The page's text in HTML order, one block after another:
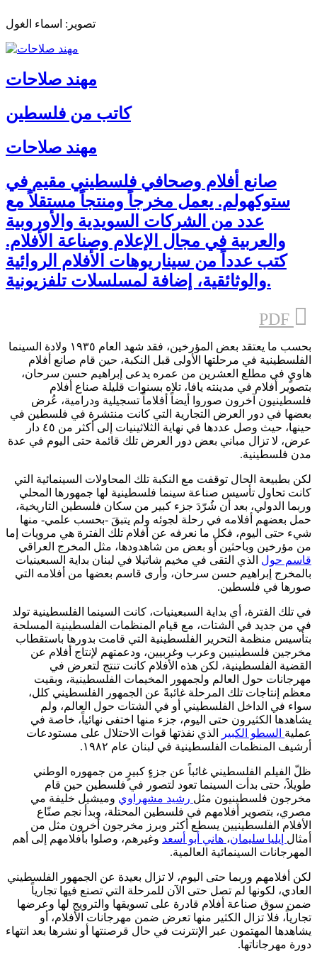
تصوير: اسماء الغول
مهند صلاحات
كاتب من فلسطين
مهند صلاحات
صانع أفلام وصحافي فلسطيني مقيم في
ستوكهولم. يعمل مخرجاً ومنتجاً مستقلاً مع
عدد من الشركات السويدية والأوروبية
والعربية في مجال الإعلام وصناعة الأفلام.
كتب عدداً من سيناريوهات الأفلام الروائية
والوثائقية، إضافة لمسلسلات تلفزيونية.
بحسب ما يعتقد بعض المؤرخين، فقد شهد العام ١٩٣٥ ولادة السينما
الفلسطينية في مرحلتها الأولى قبل النكبة، حين قام صانع أفلام
هاويٍ في مطلع العشرين من عمره يدعى إبراهيم حسن سرحان،
بتصوير أفلام في مدينته يافا، تلاه بسنوات قليلة صناع أفلام
فلسطينيون آخرون صوروا أيضاً أفلاماً تسجيلية ودرامية، عُرض
بعضها في دور العرض التجارية التي كانت منتشرة في فلسطين في
حينها، حيث وصل عددها في نهاية الثلاثينيات إلى أكثر من ٤٥ دار
عرض، لا تزال مباني بعض دور العرض تلك قائمة حتى اليوم في عدة
مدن فلسطينية.
لكن بطبيعة الحال توقفت مع النكبة تلك المحاولات السينمائية التي
كانت تحاول تأسيس صناعة سينما فلسطينية لها جمهورها المحلي
وربما الدولي، بعد أن شُرّدَ جزء كبير من سكان فلسطين التاريخية،
حمل بعضهم أفلامه في رحلة لجوئه ولم يتبقَ -بحسب علمي- منها
شيء حتى اليوم، فكل ما نعرفه عن أفلام تلك الفترة هي مرويات إما
من مؤرخين وباحثين أو بعض من شاهدودها، مثل المخرج العراقي
قاسم حول الذي التقى في مخيم شاتيلا في لبنان بداية السبعينيات
بالمخرج إبراهيم حسن سرحان، وأرى قاسم بعضها من أفلامه التي
صورها في فلسطين.
في تلك الفترة، أي بداية السبعينيات، كانت السينما الفلسطينية تولد
في من جديد في الشتات، مع قيام المنظمات الفلسطينية المسلحة
بتأسيس منظمة التحرير الفلسطينية التي قامت بدورها باستقطاب
مخرجين فلسطينيين وعرب وغربيين، ودعمتهم لإنتاج أفلام عن
القضية الفلسطينية، لكن هذه الأفلام كانت تنتج لتعرض في
مهرجانات حول العالم ولجمهور المخيمات الفلسطينية، وبقيت
معظم إنتاجات تلك المرحلة غائبةً عن الجمهور الفلسطيني كلل،
سواء في الداخل الفلسطيني أو في الشتات حول العالم، ولم
يشاهدها الكثيرون حتى اليوم، جزء منها اختفى نهائياً، خاصة في
عملية السطو الكبير
الذي نفذتها قوات الاحتلال على مستودعات
أرشيف المنظمات الفلسطينية في لبنان عام ١٩٨٢.
ظلّ الفيلم الفلسطيني غائباً عن جزءٍ كبيرٍ من جمهوره الوطني
طويلاً، حتى بدأت السينما تعود لتصور في فلسطين حين قام
مخرجون فلسطينيون مثل رشيد مشهراوي وميشيل خليفة مي
مصري، بتصوير أفلامهم في فلسطين المحتلة، وبدأ نجم صنّاع
الأفلام الفلسطينيين يسطع أكثر وبرز مخرجون أخرون مثل من
أمثال إيليا سليمان، هاني أبو أسعد وغيرهم، وصلوا بأفلامهم إلى أهم
المهرجانات السينمائية العالمية.
لكن أفلامهم وربما حتى اليوم، لا تزال بعيدة عن الجمهور الفلسطيني
العادي، لكونها لم تصل حتى الآن للمرحلة التي تصنع فيها تجارياً
ضمن سوق صناعة أفلام قادرة على تسويقها والترويج لها وعرضها
تجارياً، فلا تزال الكثير منها تعرض ضمن مهرجانات الأفلام، أو
يشاهدها المهتمون عبر الإنترنت في حال قرصنتها أو نشرها بعد انتهاء
دورة مهرجاناتها.